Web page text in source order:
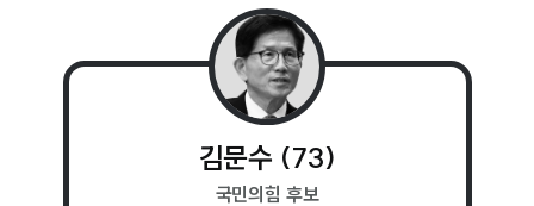
김문수 (73)
국민의힘 후보